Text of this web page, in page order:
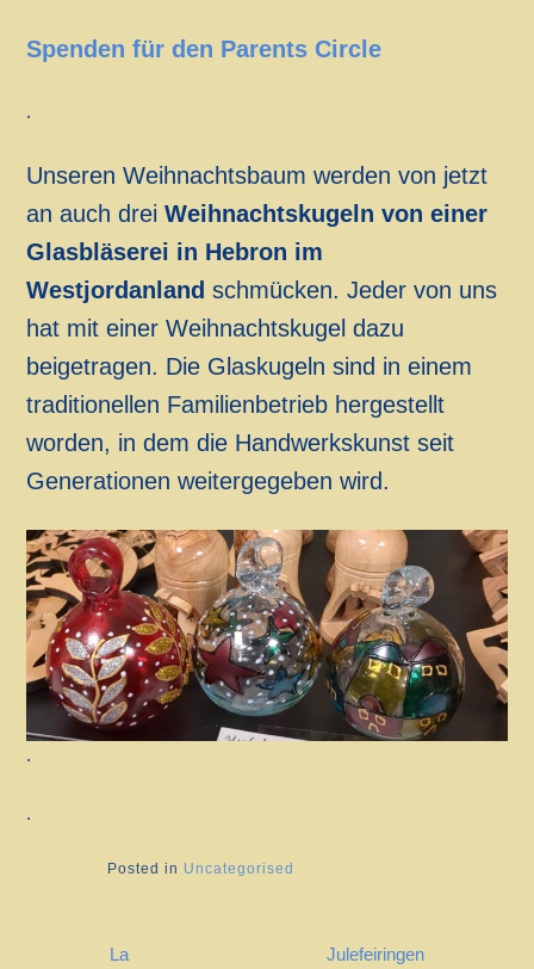
Spenden für den Parents Circle
.
Unseren Weihnachtsbaum werden von jetzt
an auch dreiWeihnachtskugeln von einer
Glasbläserei in Hebron im
Westjordanlandschmücken. Jeder von uns
hat mit einer Weihnachtskugel dazu
beigetragen. Die Glaskugeln sind in einem
traditionellen Familienbetrieb hergestellt
worden, in dem die Handwerkskunst seit
Generationen weitergegeben wird.
.
.
Posted in Uncategorised
Post
La
Julefeiringen